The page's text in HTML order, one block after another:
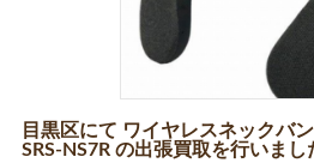
目黒区にて ワイヤレスネックバ
SRS-NS7R の出張買取を行いまし